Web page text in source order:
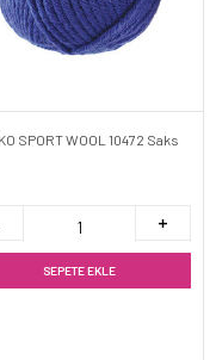
SPORT WOOL 10472 Saks
SEPETE EKLE